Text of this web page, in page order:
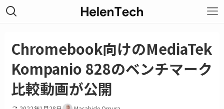
Chromebook向けのMediaTek
Kompanio 828のベンチマーク
比較動画が公開